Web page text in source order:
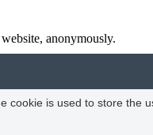
anonymously.
cookie is used to store the